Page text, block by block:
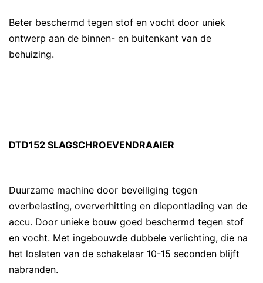
Beter beschermd tegen stof en vocht door uniek
ontwerp aan de binnen- en buitenkant van de
behuizing.
DTD152 SLAGSCHROEVENDRAAIER
Duurzame machine door beveiliging tegen
overbelasting, oververhitting en diepontlading van de
accu. Door unieke bouw goed beschermd tegen stof
en vocht. Met ingebouwde dubbele verlichting, die na
het loslaten van de schakelaar 10-15 seconden blijft
nabranden.